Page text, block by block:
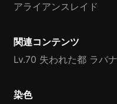
アライアンスレイド
関連コンテンツ
Lv.70 失われた都 ラバ
染色